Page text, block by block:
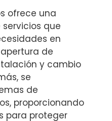
ofrece una
que
en
de
y cambio
se
de
proporcionando
para proteger